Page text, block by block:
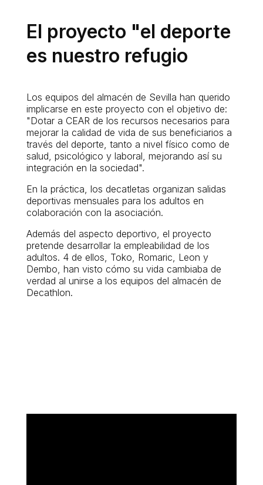
El proyecto "el deporte
es nuestro refugio
Los equipos del almacén de Sevilla han querido
implicarse en este proyecto con el objetivo de:
"Dotar a CEAR de los recursos necesarios para
mejorar la calidad de vida de sus beneficiarios a
través del deporte, tanto a nivel físico como de
salud, psicológico y laboral, mejorando así su
integración en la sociedad".
En la práctica, los decatletas organizan salidas
deportivas mensuales para los adultos en
colaboración con la asociación.
Además del aspecto deportivo, el proyecto
pretende desarrollar la empleabilidad de los
adultos. 4 de ellos, Toko, Romaric, Leon y
Dembo, han visto cómo su vida cambiaba de
verdad al unirse a los equipos del almacén de
Decathlon.